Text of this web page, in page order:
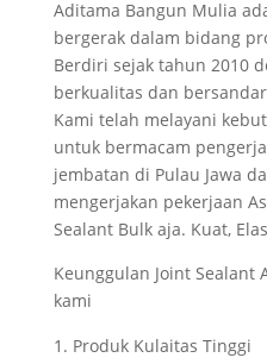
Aditama Bangun Mulia
bergerak dalam bidang
Berdiri sejak tahun 2010
berkualitas dan
Kami telah melayani
untuk bermacam
jembatan di Pulau Jawa
mengerjakan pekerjaan
Sealant Bulk aja. Kuat,
Keunggulan Joint Sealant
kami
Produk Kulaitas Tinggi